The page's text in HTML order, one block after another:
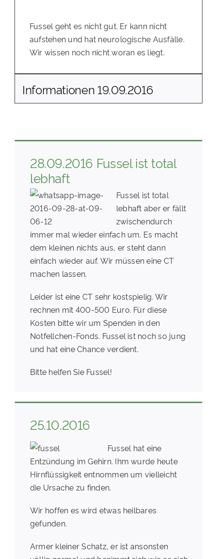
Fussel geht es nicht gut. Er kann nicht
aufstehen und hat neurologische Ausfälle.
Wir wissen noch nicht woran es liegt.
Informationen 19.09.2016
28.09.2016 Fussel ist total
lebhaft
Fussel ist total
lebhaft aber er fällt
zwischendurch
immer mal wieder einfach um. Es macht
dem kleinen nichts aus, er steht dann
einfach wieder auf. Wir müssen eine CT
machen lassen.
Leider ist eine CT sehr kostspielig. Wir
rechnen mit 400-500 Euro. Für diese
Kosten bitte wir um Spenden in den
Notfellchen-Fonds. Fussel ist noch so jung
und hat eine Chance verdient.
Bitte helfen Sie Fussel!
25.10.2016
Fussel hat eine
Entzündung im Gehirn. Ihm wurde heute
Hirnflüssigkeit entnommen um vielleicht
die Ursache zu finden.
Wir hoffen es wird etwas heilbares
gefunden.
Armer kleiner Schatz, er ist ansonsten